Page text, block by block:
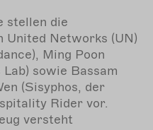
stellen die
United Networks (UN)
Ming Poon
sowie Bassam
(Sisyphos, der
Rider vor.
versteht